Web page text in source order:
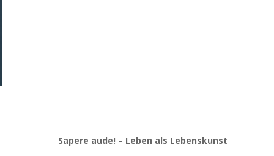
Sapere aude! – Leben als Lebenskunst